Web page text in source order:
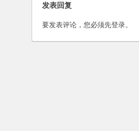
发表回复
要发表评论，您必须先登录。